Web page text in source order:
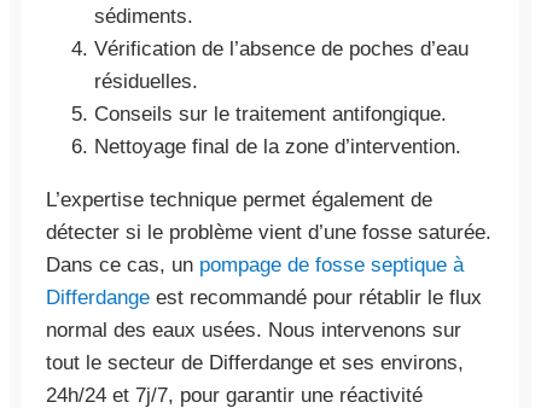
sédiments.
Vérification de l’absence de poches d’eau
résiduelles.
Conseils sur le traitement antifongique.
Nettoyage final de la zone d’intervention.
L’expertise technique permet également de
détecter si le problème vient d’une fosse saturée.
Dans ce cas, un pompage de fosse septique à
Differdange est recommandé pour rétablir le flux
normal des eaux usées. Nous intervenons sur
tout le secteur de Differdange et ses environs,
24h/24 et 7j/7, pour garantir une réactivité